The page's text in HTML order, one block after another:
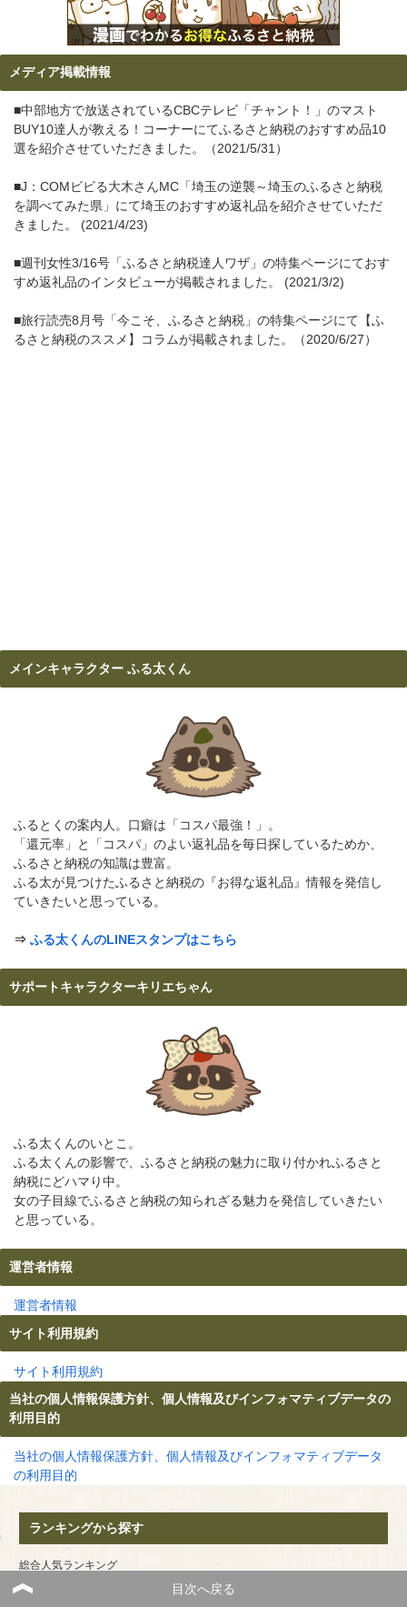
メディア掲載情報
■中部地方で放送されているCBCテレビ「チャント！」のマスト
BUY10達人が教える！コーナーにてふるさと納税のおすすめ品10
選を紹介させていただきました。（2021/5/31）
■J：COMビビる大木さんMC「埼玉の逆襲～埼玉のふるさと納税
を調べてみた県」にて埼玉のおすすめ返礼品を紹介させていただ
きました。 (2021/4/23)
■週刊女性3/16号「ふるさと納税達人ワザ」の特集ページにておす
すめ返礼品のインタビューが掲載されました。 (2021/3/2)
■旅行読売8月号「今こそ、ふるさと納税」の特集ページにて【ふ
るさと納税のススメ】コラムが掲載されました。（2020/6/27）
メインキャラクター ふる太くん
ふるとくの案内人。口癖は「コスパ最強！」。
「還元率」と「コスパ」のよい返礼品を毎日探しているためか、
ふるさと納税の知識は豊富。
ふる太が見つけたふるさと納税の『お得な返礼品』情報を発信し
ていきたいと思っている。
⇒ ふる太くんのLINEスタンプはこちら
サポートキャラクターキリエちゃん
ふる太くんのいとこ。
ふる太くんの影響で、ふるさと納税の魅力に取り付かれふるさと
納税にどハマり中。
女の子目線でふるさと納税の知られざる魅力を発信していきたい
と思っている。
運営者情報
運営者情報
サイト利用規約
サイト利用規約
当社の個人情報保護方針、個人情報及びインフォマティブデータの
利用目的
当社の個人情報保護方針、個人情報及びインフォマティブデータ
の利用目的
ランキングから探す
総合人気ランキング
還元率ランキング
目次へ戻る